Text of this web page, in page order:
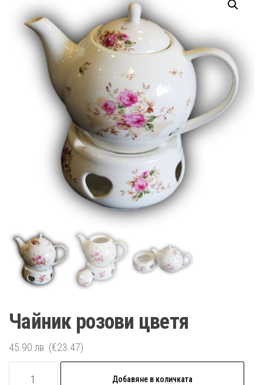
Чайник розови цветя
45.90 лв. (€23.47)
Добавяне в количката